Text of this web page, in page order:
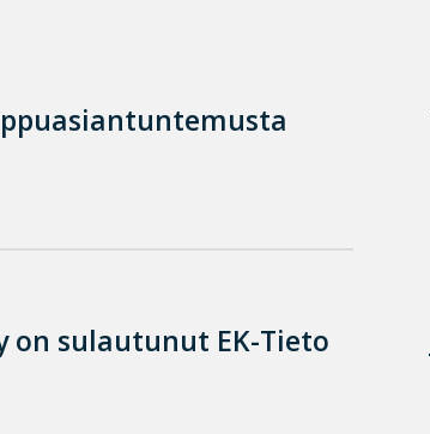
on sulautunut EK-Tieto